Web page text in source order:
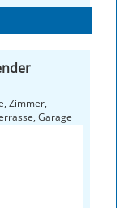
Terrasse, Garage